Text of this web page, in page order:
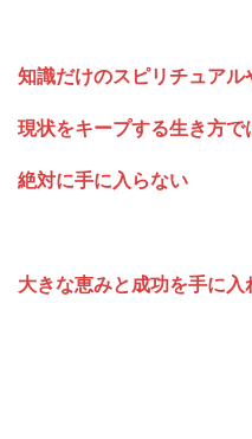
知識だけのスピリチュアル
現状をキープする生き方で
絶対に手に入らない
大きな恵みと成功を手に入